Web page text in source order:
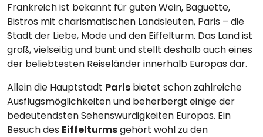
Frankreichist bekannt für guten Wein, Baguette,
Bistros mit charismatischen Landsleuten, Paris – die
Stadt der Liebe, Mode und den Eiffelturm. Das Land ist
groß, vielseitig und bunt und stellt deshalb auch eines
der beliebtesten Reiseländer innerhalb Europas dar.
Allein die Hauptstadt Paris bietet schon zahlreiche
Ausflugsmöglichkeiten und beherbergt einige der
bedeutendsten Sehenswürdigkeiten Europas. Ein
Besuch des Eiffelturmsgehört wohl zu den